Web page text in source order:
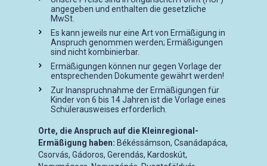
angegeben und enthalten die gesetzliche
MwSt.
Es kann jeweils nur eine Art von Ermäßigung in
Anspruch genommen werden; Ermäßigungen
sind nicht kombinierbar.
Ermäßigungen können nur gegen Vorlage der
entsprechenden Dokumente gewährt werden!
Zur Inanspruchnahme der Ermäßigungen für
Kinder von 6 bis 14 Jahren ist die Vorlage eines
Schülerausweises erforderlich.
Orte, die Anspruch auf die Kleinregional-
Ermäßigung haben: Békéssámson, Csanádapáca,
Csorvás, Gádoros, Gerendás, Kardoskút,